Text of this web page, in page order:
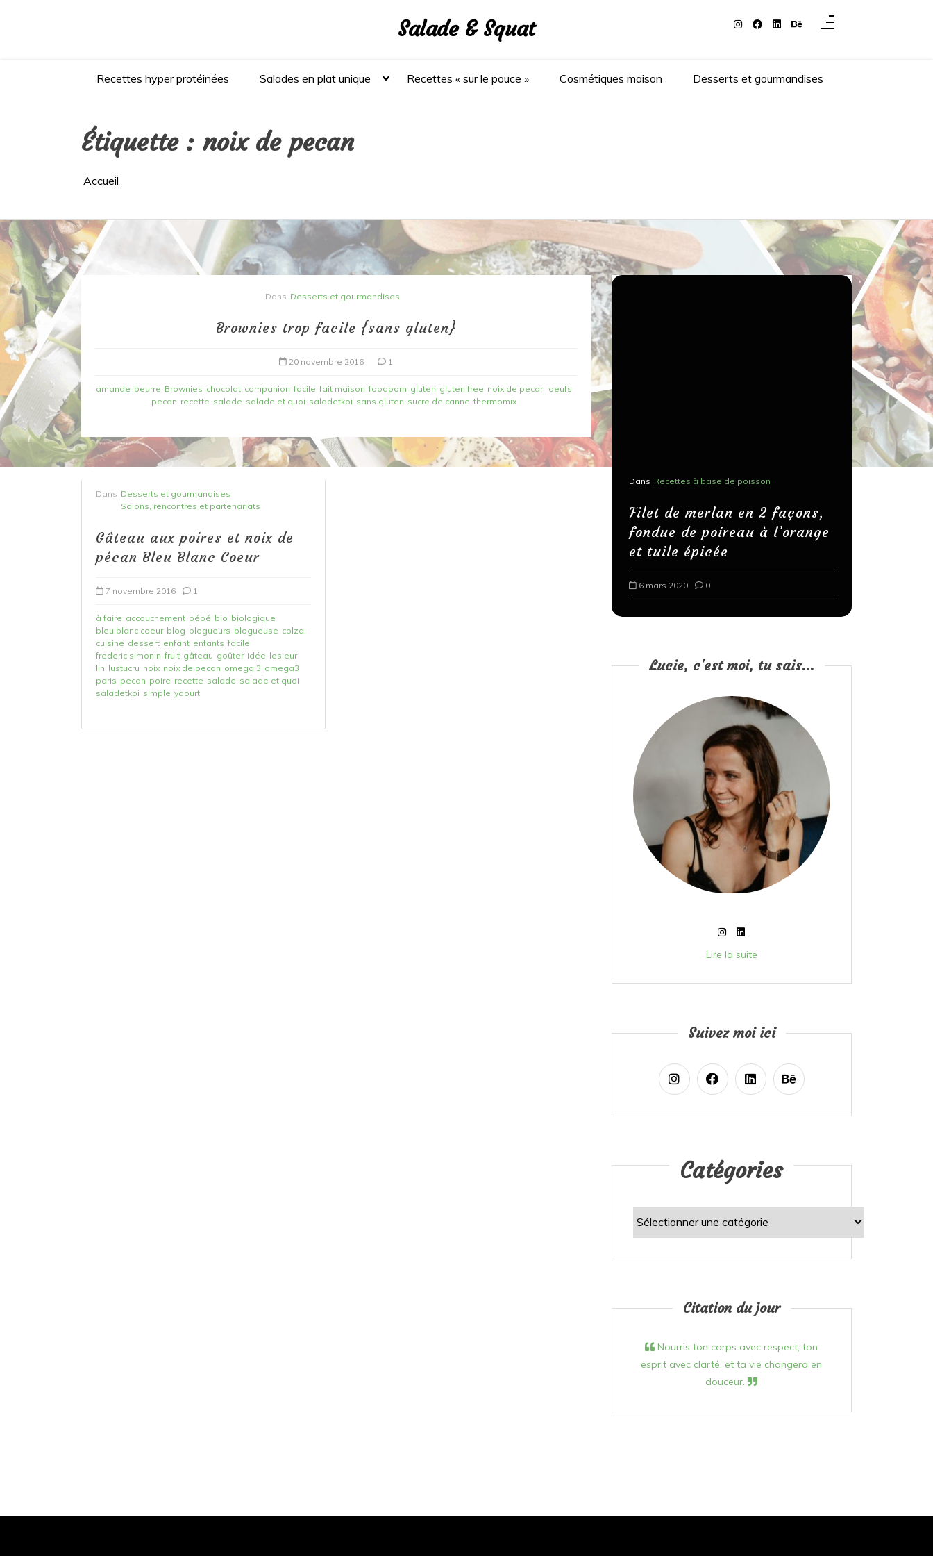
Salade & Squat
Recettes hyper protéinées Salades en plat unique Recettes « sur le pouce » Cosmétiques maison Desserts et gourmandises
Étiquette : noix de pecan
Accueil
Dans Desserts et gourmandises
Brownies trop facile {sans gluten}
20 novembre 2016 1
amande beurre Brownies chocolat companion facile fait maison foodporn gluten gluten free noix de pecan oeufs
pecan recette salade salade et quoi saladetkoi sans gluten sucre de canne thermomix
Dans Desserts et gourmandises
Salons, rencontres et partenariats
Gâteau aux poires et noix de
pécan Bleu Blanc Coeur
7 novembre 2016 1
à faire accouchement bébé bio biologique
bleu blanc coeur blog blogueurs blogueuse colza
cuisine dessert enfant enfants facile
frederic simonin fruit gâteau goûter idée lesieur
lin lustucru noix noix de pecan omega 3 omega3
paris pecan poire recette salade salade et quoi
saladetkoi simple yaourt
Filet de merlan en 2 façons,
fondue de poireau à l’orange
et tuile épicée
6 mars 2020
Dans Recettes à base de poisson
Filet de merlan en 2 façons,
fondue de poireau à l’orange
et tuile épicée
6 mars 2020 0
Lucie, c'est moi, tu sais...
Lire la suite
Suivez moi ici
Catégories
Citation du jour
Nourris ton corps avec respect, ton
esprit avec clarté, et ta vie changera en
douceur.